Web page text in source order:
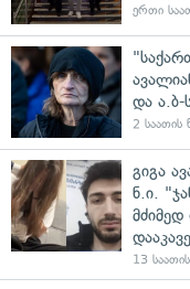
ერთი
და ა.ბ-
2 საათის
გიგა
ნ.ი.
მძიმედ
13